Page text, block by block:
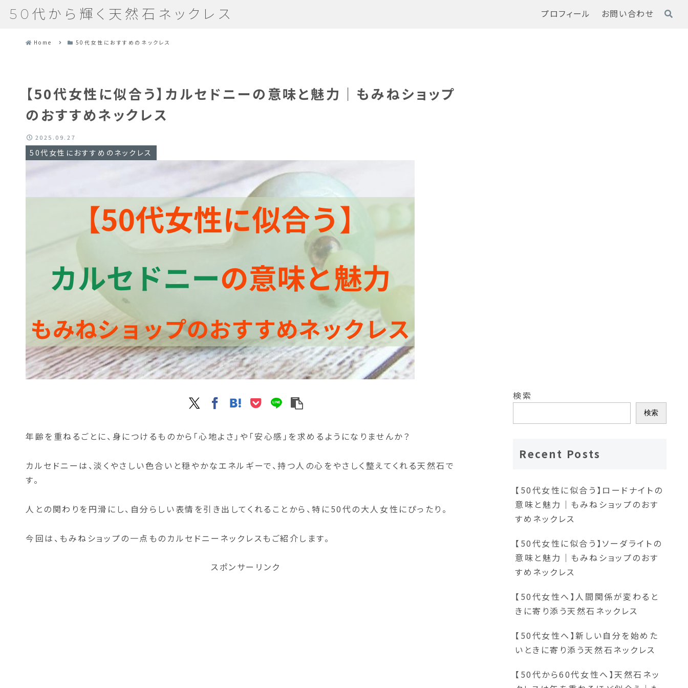
50代から輝く天然石ネックレス プロフィール お問い合わせ
Home 50代女性におすすめのネックレス
【50代女性に似合う】カルセドニーの意味と魅力｜もみねショップ
のおすすめネックレス
50代女性におすすめのネックレス
2025.09.27
年齢を重ねるごとに、身につけるものから「心地よさ」や「安心感」を求めるようになりませんか？
カルセドニーは、淡くやさしい色合いと穏やかなエネルギーで、持つ人の心をやさしく整えてくれる天然石で
す。
人との関わりを円滑にし、自分らしい表情を引き出してくれることから、特に50代の大人女性にぴったり。
今回は、もみねショップの一点ものカルセドニーネックレスもご紹介します。
スポンサーリンク
検索
検索
Recent Posts
【50代女性に似合う】ロードナイトの
意味と魅力｜もみねショップのおす
すめネックレス
【50代女性に似合う】ソーダライトの
意味と魅力｜もみねショップのおす
すめネックレス
【50代女性へ】人間関係が変わると
きに寄り添う天然石ネックレス
【50代女性へ】新しい自分を始めた
いときに寄り添う天然石ネックレス
【50代から60代女性へ】天然石ネッ